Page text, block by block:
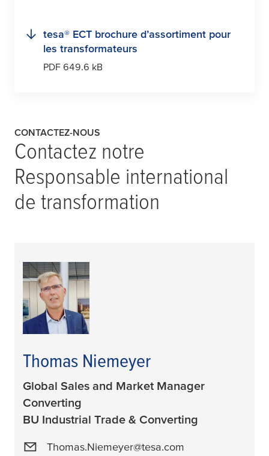
tesa® ECT brochure d’assortiment pour
les transformateurs
PDF 649.6 kB
CONTACTEZ-NOUS
Contactez notre
Responsable international
de transformation
Thomas Niemeyer
Global Sales and Market Manager
Converting
BU Industrial Trade & Converting
Thomas.Niemeyer@tesa.com